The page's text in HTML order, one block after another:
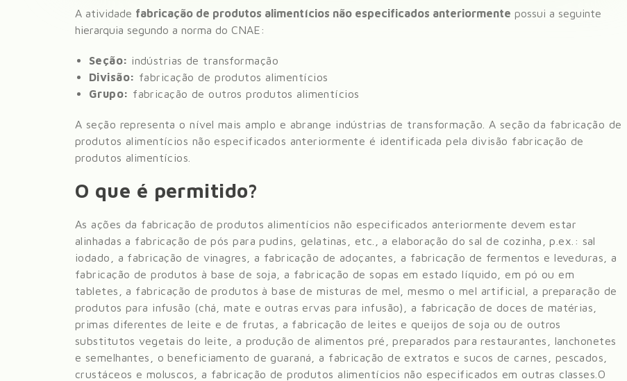
A atividade fabricação de produtos alimentícios não especificados anteriormente possui a seguinte
hierarquia segundo a norma do CNAE:
Seção: indústrias de transformação
Divisão: fabricação de produtos alimentícios
Grupo: fabricação de outros produtos alimentícios
A seção representa o nível mais amplo e abrange indústrias de transformação . A seção da fabricação de
produtos alimentícios não especificados anteriormente é identificada pela divisão fabricação de
produtos alimentícios
O que é permitido?
As ações da fabricação de produtos alimentícios não especificados anteriormente devem estar
alinhadas a fabricação de pós para pudins, gelatinas, etc., a elaboração do sal de cozinha, p.ex.: sal
iodado, a fabricação de vinagres, a fabricação de adoçantes, a fabricação de fermentos e leveduras, a
fabricação de produtos à base de soja, a fabricação de sopas em estado líquido, em pó ou em
tabletes, a fabricação de produtos à base de misturas de mel, mesmo o mel artificial, a preparação de
produtos para infusão (chá, mate e outras ervas para infusão), a fabricação de doces de matérias,
primas diferentes de leite e de frutas, a fabricação de leites e queijos de soja ou de outros
substitutos vegetais do leite, a produção de alimentos pré, preparados para restaurantes, lanchonetes
e semelhantes, o beneficiamento de guaraná, a fabricação de extratos e sucos de carnes, pescados,
crustáceos e moluscos, a fabricação de produtos alimentícios não especificados em outras classes. O